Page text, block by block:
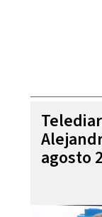
agosto